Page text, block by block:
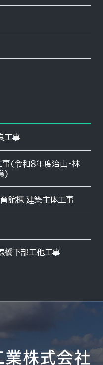
工事
(令和８年度治山・林
)
館棟 建築主体工事
橋下部工他工事